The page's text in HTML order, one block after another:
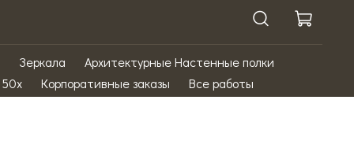
Зеркала
Архитектурные Настенные полки
Корпоративные заказы Все работы